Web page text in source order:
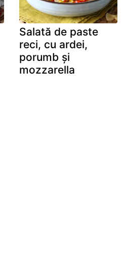
Salată de paste
reci, cu ardei,
porumb și
mozzarella